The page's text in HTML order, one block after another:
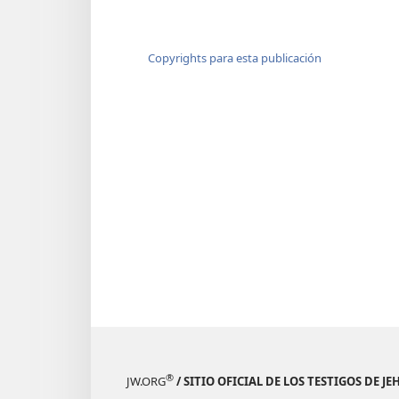
debajo de todos los
Me dejaste y te
Copyrights para esta publicación
JW.ORG® / SITIO OFICIAL DE LOS TESTIGOS DE